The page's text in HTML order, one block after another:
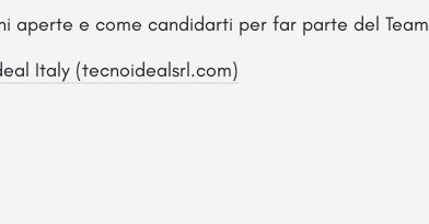
aperte e come candidarti per far parte del
Italy (tecnoidealsrl.com)